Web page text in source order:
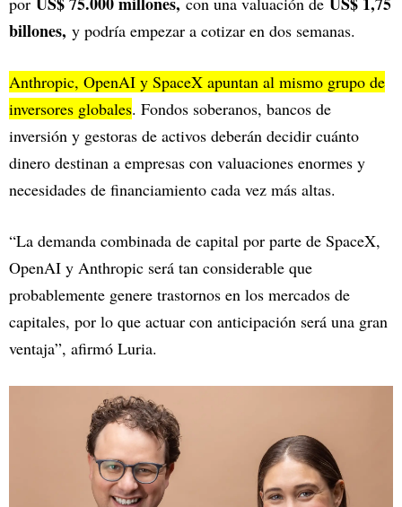
billones, y podría empezar a cotizar en dos semanas.
Anthropic, OpenAI y SpaceX apuntan al mismo grupo de
inversores globales. Fondos soberanos, bancos de
inversión y gestoras de activos deberán decidir cuánto
dinero destinan a empresas con valuaciones enormes y
necesidades de financiamiento cada vez más altas.
“La demanda combinada de capital por parte de SpaceX,
OpenAI y Anthropic será tan considerable que
probablemente genere trastornos en los mercados de
capitales, por lo que actuar con anticipación será una gran
ventaja”, afirmó Luria.